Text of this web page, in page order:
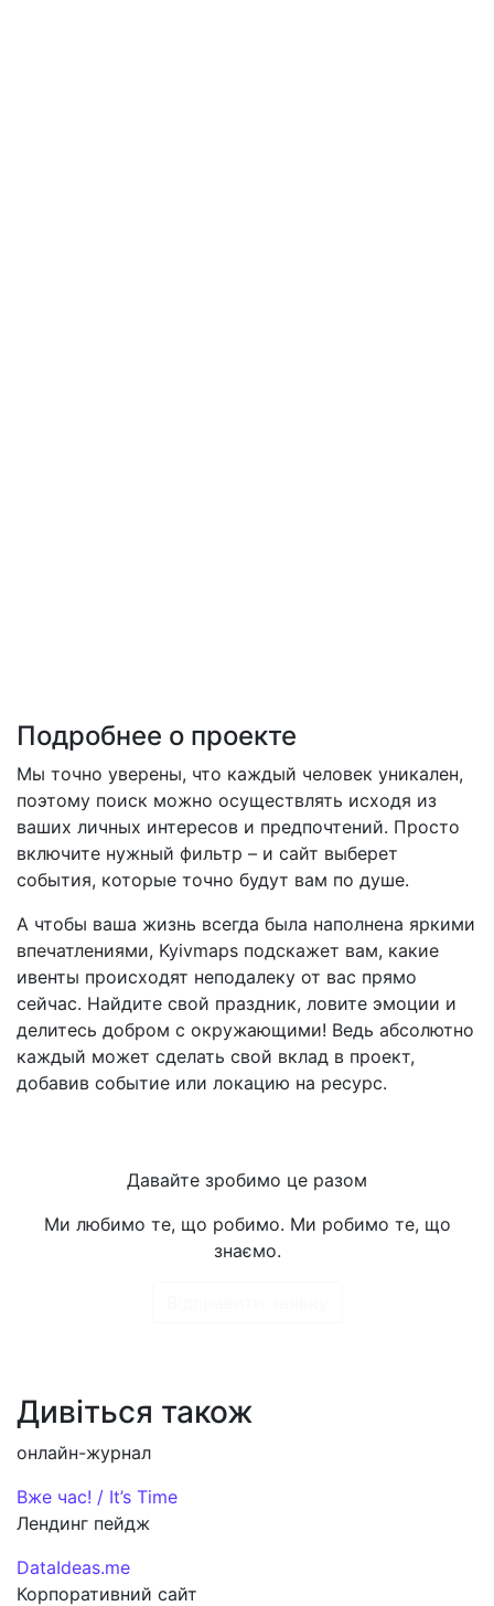
Подробнее о проекте
Мы точно уверены, что каждый человек уникален,
поэтому поиск можно осуществлять исходя из
ваших личных интересов и предпочтений. Просто
включите нужный фильтр – и сайт выберет
события, которые точно будут вам по душе.
А чтобы ваша жизнь всегда была наполнена яркими
впечатлениями, Kyivmaps подскажет вам, какие
ивенты происходят неподалеку от вас прямо
сейчас. Найдите свой праздник, ловите эмоции и
делитесь добром с окружающими! Ведь абсолютно
каждый может сделать свой вклад в проект,
добавив событие или локацию на ресурс.
Давайте зробимо це разом
Ми любимо те, що робимо. Ми робимо те, що
знаємо.
Дивіться також
онлайн-журнал
Вже час! / It’s Time
Лендинг пейдж
DataIdeas.me
Корпоративний сайт